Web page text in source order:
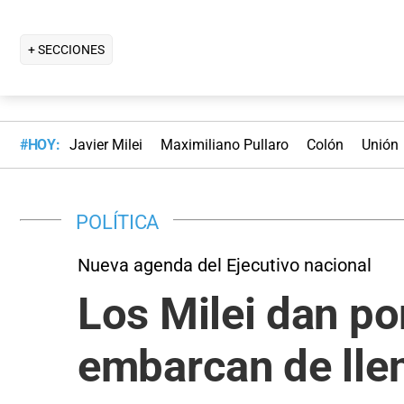
+ SECCIONES
#HOY: Javier Milei Maximiliano Pullaro Colón Unión
POLÍTICA
Nueva agenda del Ejecutivo nacional
Los Milei dan
embarcan de